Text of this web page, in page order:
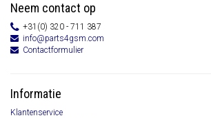
Neem contact op
+31(0) 320 - 711 387
info@parts4gsm.com
Contactformulier
Informatie
Klantenservice